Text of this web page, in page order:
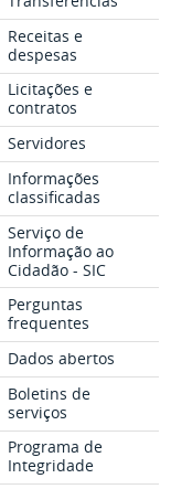
Receitas e
despesas
Licitações e
contratos
Servidores
Informações
classificadas
Serviço de
Informação ao
Cidadão - SIC
Perguntas
frequentes
Dados abertos
Boletins de
serviços
Programa de
Integridade